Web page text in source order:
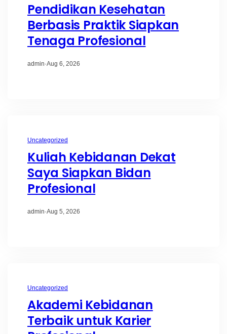
Pendidikan Kesehatan
Berbasis Praktik Siapkan
Tenaga Profesional
admin·Aug 6, 2026
Uncategorized
Kuliah Kebidanan Dekat
Saya Siapkan Bidan
Profesional
admin·Aug 5, 2026
Uncategorized
Akademi Kebidanan
Terbaik untuk Karier